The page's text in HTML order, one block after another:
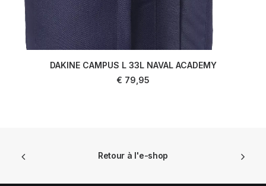
DAKINE CAMPUS L 33L NAVAL ACADEMY
€ 79,95
Retour à l'e-shop